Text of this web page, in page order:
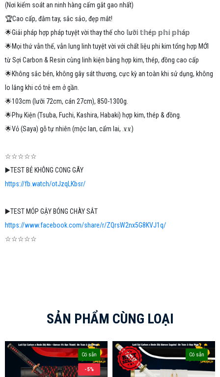
(Nơi kiểm soát an ninh hàng cấm gắt gao nhất)
🏆Cao cấp, đằm tay, sắc sảo, đẹp mắt!
🌟Giải pháp hợp pháp tuyệt vời thay thế cho 𝕝ưỡ𝕚 𝕥𝕙é𝕡 𝕡𝕙𝕚 𝕡𝕙á𝕡
🌟Mọi thứ vẫn thế, vẫn lung linh tuyệt vời với chất liệu phi kim tổng hợp MỚI
từ Sợi Carbon & Resin cùng linh kiện bằng hợp kim, thép, đồng cao cấp
🌟Không sắc bén, không gây sát thương, cực kỳ an toàn khi sử dụng, không
lo lắng khi có trẻ em ở gần.
🌟103cm (lưỡi 72cm, cán 27cm), 850-1300g.
🌟Phụ Kiện (Tsuba, Fuchi, Kashira, Habaki) hợp kim, thép & đồng.
🌟Vỏ (Saya) gỗ tự nhiên (mộc lan, cẩm lai, .v.v.)
☆☆☆☆☆
▶️TEST BẺ KHÔNG CONG GÃY
https://fb.watch/otJzqLKbsr/
▶️TEST MÓP GẬY BÓNG CHÀY SẮT
https://www.facebook.com/share/r/ZQrsW2nx5G8KVJ1q/
☆☆☆☆☆
SẢN PHẨM CÙNG LOẠI
Có sẵn
-5%
Có sẵn